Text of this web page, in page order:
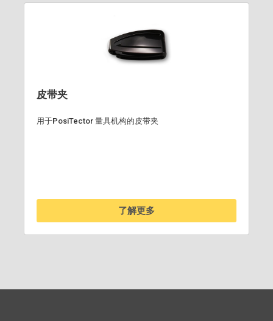
皮带夹
用于PosiTector 量具机构的皮带夹
了解更多